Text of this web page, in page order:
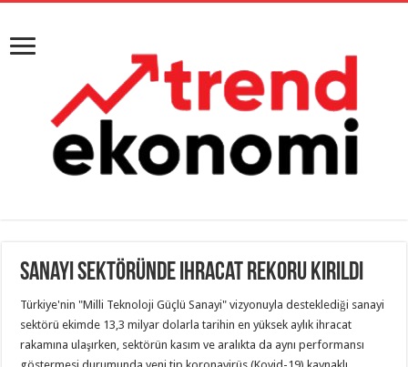
Sanayi sektöründe ihracat rekoru kırıldı
Türkiye'nin "Milli Teknoloji Güçlü Sanayi" vizyonuyla desteklediği sanayi
sektörü ekimde 13,3 milyar dolarla tarihin en yüksek aylık ihracat
rakamına ulaşırken, sektörün kasım ve aralıkta da aynı performansı